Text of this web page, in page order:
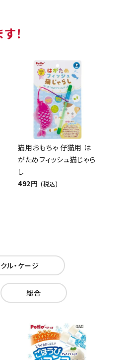
！
猫用おもちゃ 仔猫用 は
がためフィッシュ猫じゃら
し
492円 (税込)
ル・ケージ
総合